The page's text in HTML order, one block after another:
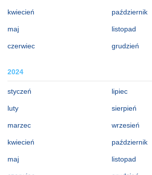
kwiecień
maj
czerwiec
październik
listopad
grudzień
2024
styczeń
luty
marzec
kwiecień
maj
lipiec
sierpień
wrzesień
październik
listopad